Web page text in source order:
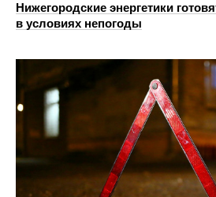
Нижегородские энергетики
в условиях непогоды